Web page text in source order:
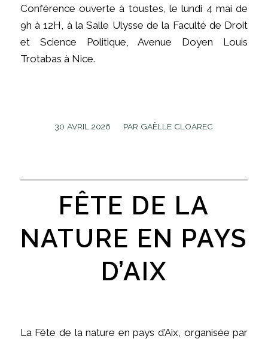
Conférence ouverte à toustes, le lundi 4 mai de
9h à 12H, à la Salle Ulysse de la Faculté de Droit
et Science Politique, Avenue Doyen Louis
Trotabas à Nice.
30 AVRIL 2026
/ PAR GAËLLE CLOAREC
FÊTE DE LA
NATURE EN PAYS
D’AIX
La Fête de la nature en pays d’Aix, organisée par